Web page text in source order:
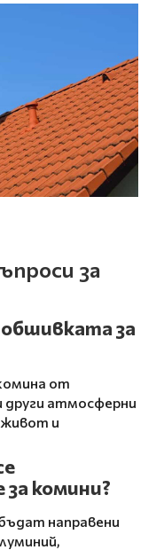
за
за
от
други атмосферни
живот и
комини?
направени